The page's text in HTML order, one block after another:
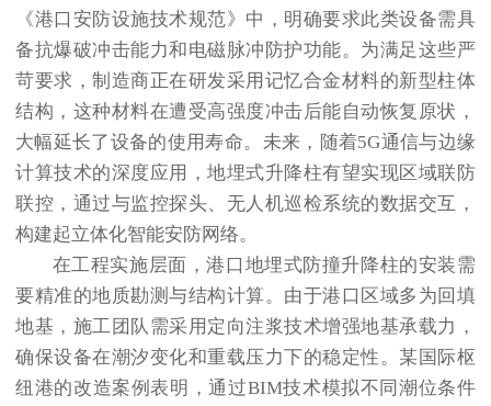
《港口安防设施技术规范》中，明确要求此类设备需具
备抗爆破冲击能力和电磁脉冲防护功能。为满足这些严
苛要求，制造商正在研发采用记忆合金材料的新型柱体
结构，这种材料在遭受高强度冲击后能自动恢复原状，
大幅延长了设备的使用寿命。未来，随着5G通信与边缘
计算技术的深度应用，地埋式升降柱有望实现区域联防
联控，通过与监控探头、无人机巡检系统的数据交互，
构建起立体化智能安防网络。
在工程实施层面，港口地埋式防撞升降柱的安装需
要精准的地质勘测与结构计算。由于港口区域多为回填
地基，施工团队需采用定向注浆技术增强地基承载力，
确保设备在潮汐变化和重载压力下的稳定性。某国际枢
纽港的改造案例表明，通过BIM技术模拟不同潮位条件